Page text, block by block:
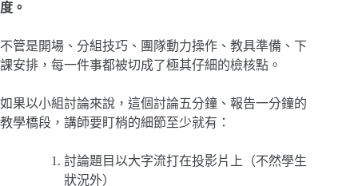
度。
不管是開場、分組技巧、團隊動力操作、教具準備、下
課安排，每一件事都被切成了極其仔細的檢核點。
如果以小組討論來說，這個討論五分鐘、報告一分鐘的
教學橋段，講師要盯梢的細節至少就有：
討論題目以大字流打在投影片上（不然學生
狀況外）